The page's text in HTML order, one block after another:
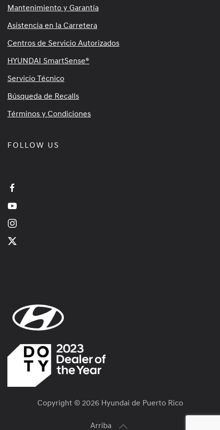
Mantenimiento y Garantía
Asistencia en la Carretera
Centros de Servicio Autorizados
HYUNDAI SmartSense®
Servicio Técnico
Búsqueda de Recalls
Términos y Condiciones
FOLLOW US
Copyright © 2026 Hyundai de Puerto Rico
Arriba